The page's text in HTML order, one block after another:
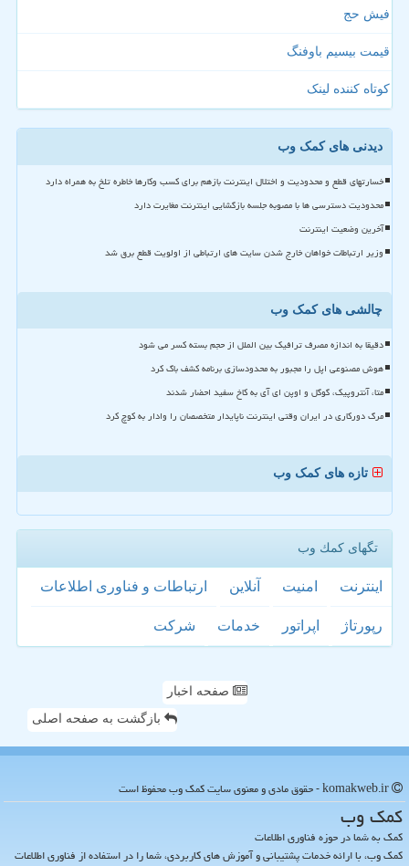
فیش حج
قیمت بیسیم باوفنگ
کوتاه کننده لینک
دیدنی های کمک وب
خسارتهای قطع و محدودیت و اختلال اینترنت بازهم برای کسب وکارها خاطره تلخ به همراه دارد
محدودیت دسترسی ها با مصوبه جلسه بازگشایی اینترنت مغایرت دارد
آخرین وضعیت اینترنت
وزیر ارتباطات خواهان خارج شدن سایت های ارتباطی از اولویت قطع برق شد
چالشی های کمک وب
دقیقا به اندازه مصرف ترافیک بین الملل از حجم بسته کسر می شود
هوش مصنوعی اپل را مجبور به محدودسازی برنامه کشف باگ کرد
متا، آنتروپیک، گوگل و اوپن ای آی به کاخ سفید احضار شدند
مرگ دورکاری در ایران وقتی اینترنت ناپایدار متخصصان را وادار به کوچ کرد
تازه های کمک وب
تگهای كمك وب
اینترنت امنیت آنلاین ارتباطات و فناوری اطلاعات
رپورتاژ اپراتور خدمات شركت
صفحه اخبار
بازگشت به صفحه اصلی
كمك وب
کمک به شما در حوزه فناوری اطلاعات
کمک وب، با ارائه خدمات پشتیبانی و آموزش های کاربردی، شما را در استفاده از فناوری اطلاعات